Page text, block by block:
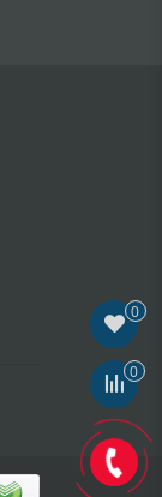
0
0